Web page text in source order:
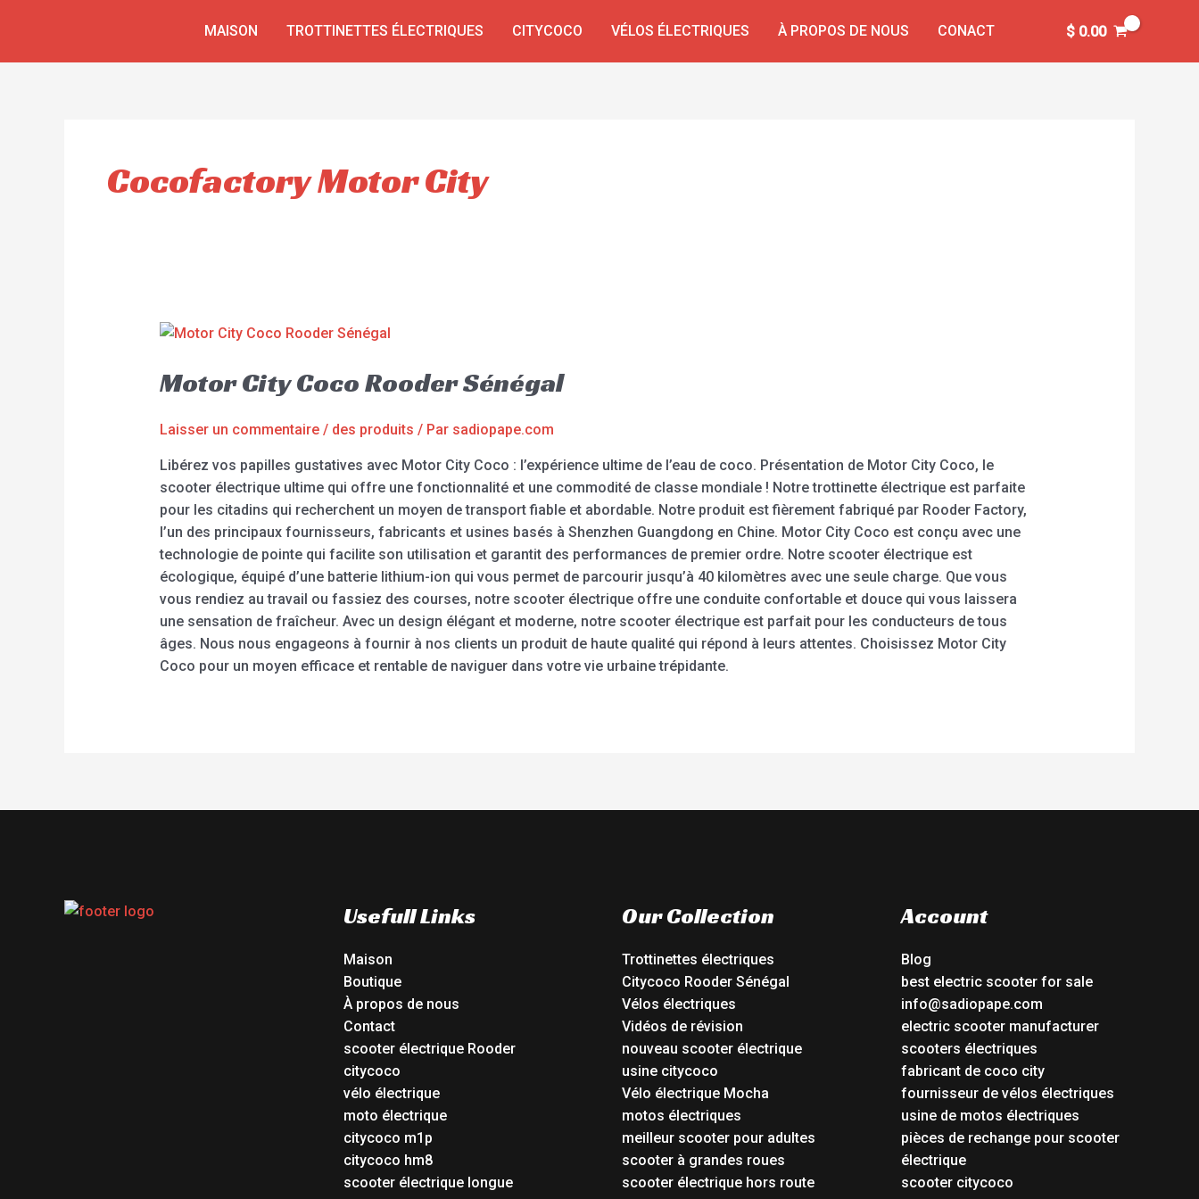
MAISON TROTTINETTES ÉLECTRIQUES CITYCOCO VÉLOS ÉLECTRIQUES À PROPOS DE NOUS CONACT $0.00
Cocofactory Motor City
Motor City Coco Rooder Sénégal
Laisser un commentaire / des produits / Par sadiopape.com
Libérez vos papilles gustatives avec Motor City Coco : l’expérience ultime de l’eau de coco. Présentation de Motor City Coco, le
scooter électrique ultime qui offre une fonctionnalité et une commodité de classe mondiale ! Notre trottinette électrique est parfaite
pour les citadins qui recherchent un moyen de transport fiable et abordable. Notre produit est fièrement fabriqué par Rooder Factory,
l’un des principaux fournisseurs, fabricants et usines basés à Shenzhen Guangdong en Chine. Motor City Coco est conçu avec une
technologie de pointe qui facilite son utilisation et garantit des performances de premier ordre. Notre scooter électrique est
écologique, équipé d’une batterie lithium-ion qui vous permet de parcourir jusqu’à 40 kilomètres avec une seule charge. Que vous
vous rendiez au travail ou fassiez des courses, notre scooter électrique offre une conduite confortable et douce qui vous laissera
une sensation de fraîcheur. Avec un design élégant et moderne, notre scooter électrique est parfait pour les conducteurs de tous
âges. Nous nous engageons à fournir à nos clients un produit de haute qualité qui répond à leurs attentes. Choisissez Motor City
Coco pour un moyen efficace et rentable de naviguer dans votre vie urbaine trépidante.
Usefull Links
Maison
Boutique
À propos de nous
Contact
scooter électrique Rooder
citycoco
vélo électrique
moto électrique
citycoco m1p
citycoco hm8
scooter électrique longue
Our Collection
Trottinettes électriques
Citycoco Rooder Sénégal
Vélos électriques
Vidéos de révision
nouveau scooter électrique
usine citycoco
Vélo électrique Mocha
motos électriques
meilleur scooter pour adultes
scooter à grandes roues
scooter électrique hors route
Account
Blog
best electric scooter for sale
info@sadiopape.com
electric scooter manufacturer
scooters électriques
fabricant de coco city
fournisseur de vélos électriques
usine de motos électriques
pièces de rechange pour scooter
électrique
scooter citycoco